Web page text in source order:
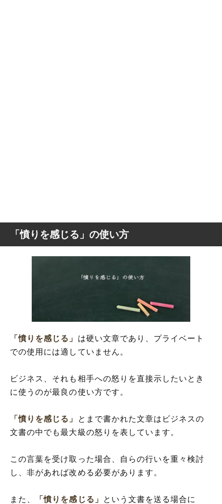
「憤りを感じる」の使い方
「憤りを感じる」 は硬い文章であり、プライベート
での使用には適していません。
ビジネス、それも相手への怒りを直接示したいとき
に使うのが最良の使い方です。
「憤りを感じる」
とまで書かれた文章はビジネスの
文書の中でも最大級の怒りを表しています。
この言葉を受け取った場合、自らの行いを重々検討
し、非があれば改める必要があります。
また、 「憤りを感じる」
という文書を送る場合に